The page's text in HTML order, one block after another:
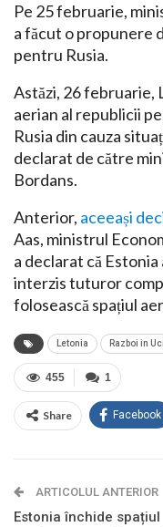
Pe 25 februarie,
a făcut o propunere
pentru Rusia.
Astăzi, 26 februarie,
aerian al republicii
Rusia din cauza
declarat de către
Bordans.
Anterior, aceeași
Aas, ministrul
a declarat că
interzis tuturor
folosească spațiul
Letonia Razboi in
1
455
Share Facebook
ARTICOLUL ANTERIOR
Estonia închide spațiul